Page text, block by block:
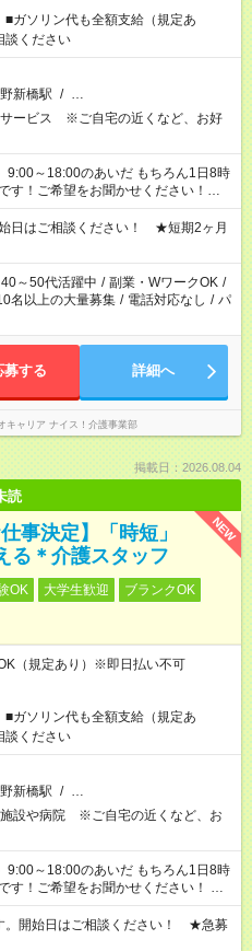
ガソリン代も全額支給（規定あ
ください
新橋駅 / …
サービス ※ご自宅の近くなど、お好
9:00～18:00のあいだ もちろん1日8時
す！ご希望をお聞かせください！★家
場合も遠慮なくご相談ください。 ※
必要です
日はご相談ください！ ★短期2ヶ月
40～50代活躍中 / 副業・WワークOK /
名以上の大量募集 / 電話対応なし / パ
募する 詳細へ
キャリア ナイス！介護事業部
掲載日：2026.08.04
読
NEW
事決定】「時短」
る＊介護スタッフ
OK 大学生歓迎
ブランクOK
（規定あり）※即日払い不可
ガソリン代も全額支給（規定あ
ください
新橋駅 / …
施設や病院 ※ご自宅の近くなど、お
9:00～18:00のあいだ もちろん1日8時
！ご希望をお聞かせください！ ※
必要です
。開始日はご相談ください！ ★急募